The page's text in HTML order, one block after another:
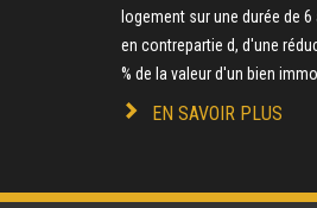
logement sur une durée de
en contrepartie d, d'une
% de la valeur d'un bien
EN SAVOIR PLUS